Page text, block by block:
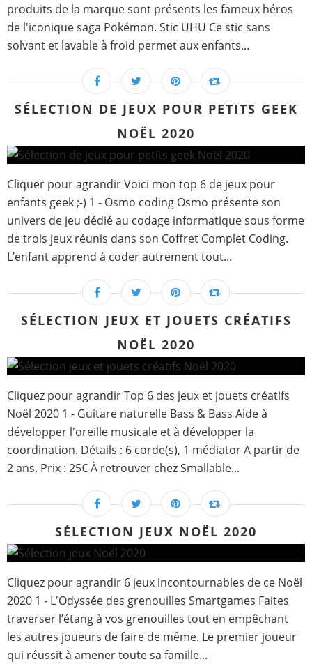
produits de la marque sont présents les fameux héros
de l'iconique saga Pokémon. Stic UHU Ce stic sans
solvant et lavable à froid permet aux enfants...
SÉLECTION DE JEUX POUR PETITS GEEK
NOËL 2020
Cliquer pour agrandir Voici mon top 6 de jeux pour
enfants geek ;-) 1 - Osmo coding Osmo présente son
univers de jeu dédié au codage informatique sous forme
de trois jeux réunis dans son Coffret Complet Coding.
L’enfant apprend à coder autrement tout...
SÉLECTION JEUX ET JOUETS CRÉATIFS
NOËL 2020
Cliquez pour agrandir Top 6 des jeux et jouets créatifs
Noël 2020 1 - Guitare naturelle Bass & Bass Aide à
développer l'oreille musicale et à développer la
coordination. Détails : 6 corde(s), 1 médiator A partir de
2 ans. Prix : 25€ À retrouver chez Smallable...
SÉLECTION JEUX NOËL 2020
Cliquez pour agrandir 6 jeux incontournables de ce Noël
2020 1 - L'Odyssée des grenouilles Smartgames Faites
traverser l’étang à vos grenouilles tout en empêchant
les autres joueurs de faire de même. Le premier joueur
qui réussit à amener toute sa famille...